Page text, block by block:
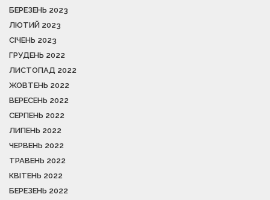
БЕРЕЗЕНЬ 2023
ЛЮТИЙ 2023
СІЧЕНЬ 2023
ГРУДЕНЬ 2022
ЛИСТОПАД 2022
ЖОВТЕНЬ 2022
ВЕРЕСЕНЬ 2022
СЕРПЕНЬ 2022
ЛИПЕНЬ 2022
ЧЕРВЕНЬ 2022
ТРАВЕНЬ 2022
КВІТЕНЬ 2022
БЕРЕЗЕНЬ 2022